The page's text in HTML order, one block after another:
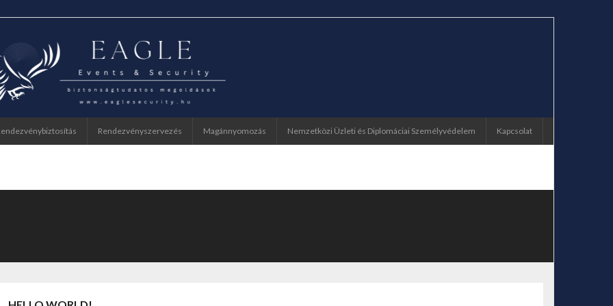
Rendezvényszervezés Magánnyomozás Nemzetközi Üzleti és Diplomáciai Személyvédelem Kapcsolat